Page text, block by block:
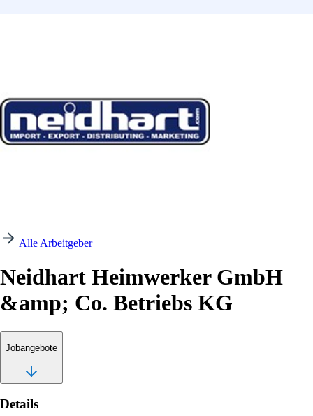
Alle Arbeitgeber
Neidhart Heimwerker GmbH
&amp; Co. Betriebs KG
Jobangebote
Details